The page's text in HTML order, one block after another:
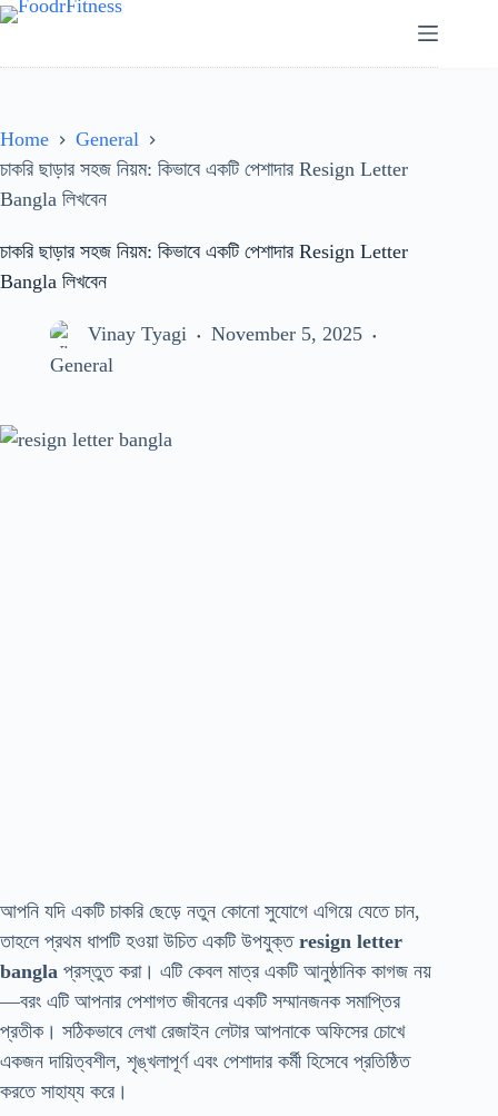
Skip
content
Home
General
চাকরি ছাড়ার সহজ নিয়ম: কিভাবে একটি পেশাদার Resign Letter
Bangla লিখবেন
চাকরি ছাড়ার সহজ নিয়ম: কিভাবে একটি পেশাদার Resign Letter
Bangla লিখবেন
Vinay Tyagi
November 5, 2025
General
আপনি যদি একটি চাকরি ছেড়ে নতুন কোনো সুযোগে এগিয়ে যেতে চান,
তাহলে প্রথম ধাপটি হওয়া উচিত একটি উপযুক্ত resign letter
bangla প্রস্তুত করা। এটি কেবল মাত্র একটি আনুষ্ঠানিক কাগজ নয়
—বরং এটি আপনার পেশাগত জীবনের একটি সম্মানজনক সমাপ্তির
প্রতীক। সঠিকভাবে লেখা রেজাইন লেটার আপনাকে অফিসের চোখে
একজন দায়িত্বশীল, শৃঙ্খলাপূর্ণ এবং পেশাদার কর্মী হিসেবে প্রতিষ্ঠিত
করতে সাহায্য করে।